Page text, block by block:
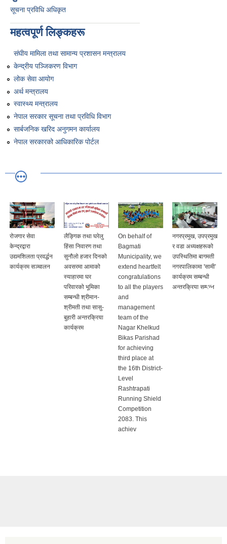
सूचना प्रविधि अधिकृत
महत्वपूर्ण लिङ्कहरू
संघीय मामिला तथा सामान्य प्रशासन मन्त्रालय
केन्द्रीय पञ्जिकरण विभाग
लोक सेवा आयोग
अर्थ मन्त्रालय
स्वास्थ्य मन्त्रालय
नेपाल सरकार सूचना तथा प्रविधि विभाग
सार्बजनिक खरिद अनुगमन कार्यालय
नेपाल सरकारको आधिकारिक पोर्टल
रोजगार सेवा
केन्द्रद्वारा
उद्यमशिलता प्रवर्द्धन
कार्यक्रम सञ्चालन
लैङ्गिक तथा घरेलु
हिंसा निवारण तथा
सुनौलो हजार दिनको
अवसरमा आमाको
स्याहारमा घर
परिवारको भूमिका
सम्बन्धी श्रीमान-
श्रीमती तथा सासु-
बुहारी अन्तरक्रिया
कार्यक्रम
On behalf of
Bagmati
Municipality, we
extend heartfelt
congratulations
to all the players
and
management
team of the
Nagar Khelkud
Bikas Parishad
for achieving
third place at
the 16th District-
Level
Rashtrapati
Running Shield
Competition
2083. This
achiev
नगरप्रमुख, उपप्रमुख
र वडा अध्यक्षहरूको
उपस्थितिमा बागमती
नगरपालिकामा 'सामी'
कार्यक्रम सम्बन्धी
अन्तरक्रिया सम्पन्न